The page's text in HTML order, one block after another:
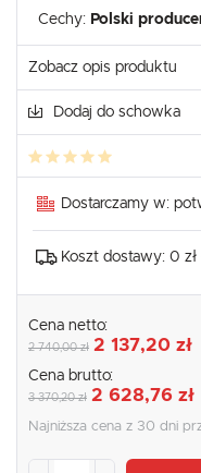
Cechy: Polski
Zobacz opis produktu
Dodaj do schowka
Dostarczamy w:
Koszt dostawy: 0 zł
Cena netto:
2 740,00 zł 2 137,20 zł
Cena brutto:
3 370,20 zł 2 628,76 zł
Najniższa cena z 30 dni